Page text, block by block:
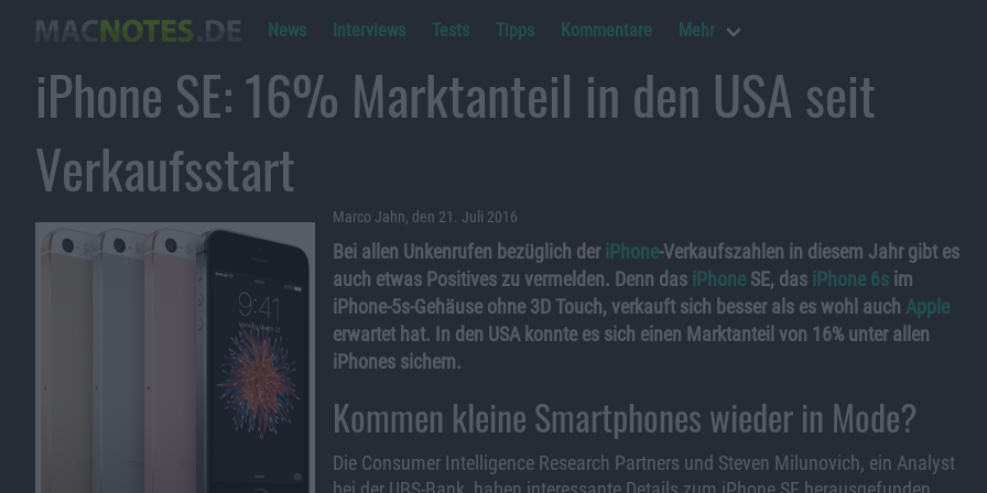
News Interviews Tests Tipps Kommentare Mehr
iPhone SE: 16% Marktanteil in den USA seit
Verkaufsstart
Marco Jahn, den 21. Juli 2016
Bei allen Unkenrufen bezüglich deriPhone-Verkaufszahlen in diesem Jahr gibt es
auch etwas Positives zu vermelden. Denn das iPhoneSE, das iPhone 6sim
iPhone-5s-Gehäuse ohne 3D Touch, verkauft sich besser als es wohl auch Apple
erwartet hat. In den USA konnte es sich einen Marktanteil von 16% unter allen
iPhones sichern.
Kommen kleine Smartphones wieder in Mode?
Die Consumer Intelligence Research Partners und Steven Milunovich, ein Analyst